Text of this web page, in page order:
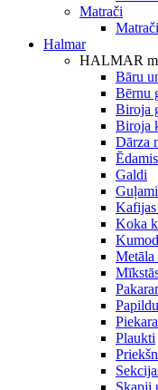
Matrači
Halmar
HALMAR
Bāru
Bērnu
Biroja
Biroja
Dārza
Galdi
Koka
Metāla
Plaukti
Skapji